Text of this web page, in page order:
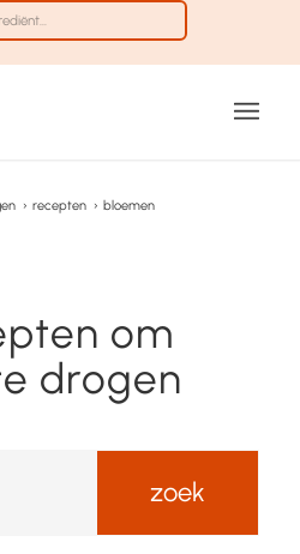
› recepten › bloemen
om
drogen